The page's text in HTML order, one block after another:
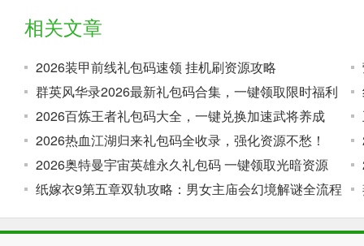
相关文章
2026装甲前线礼包码速领 挂机刷资源攻略
群英风华录2026最新礼包码合集，一键领取限时福利
2026百炼王者礼包码大全，一键兑换加速武将养成
2026热血江湖归来礼包码全收录，强化资源不愁！
2026奥特曼宇宙英雄永久礼包码 一键领取光暗资源
纸嫁衣9第五章双轨攻略：男女主庙会幻境解谜全流程